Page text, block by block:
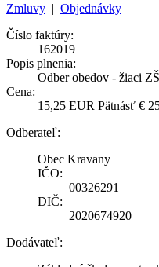
Zmluvy | Objednávky
Číslo faktúry:
162019
Popis plnenia:
Odber obedov - žiaci
Cena:
15,25 EUR Pätnásť €
Odberateľ:
Obec Kravany
IČO:
00326291
DIČ:
2020674920
Dodávateľ: